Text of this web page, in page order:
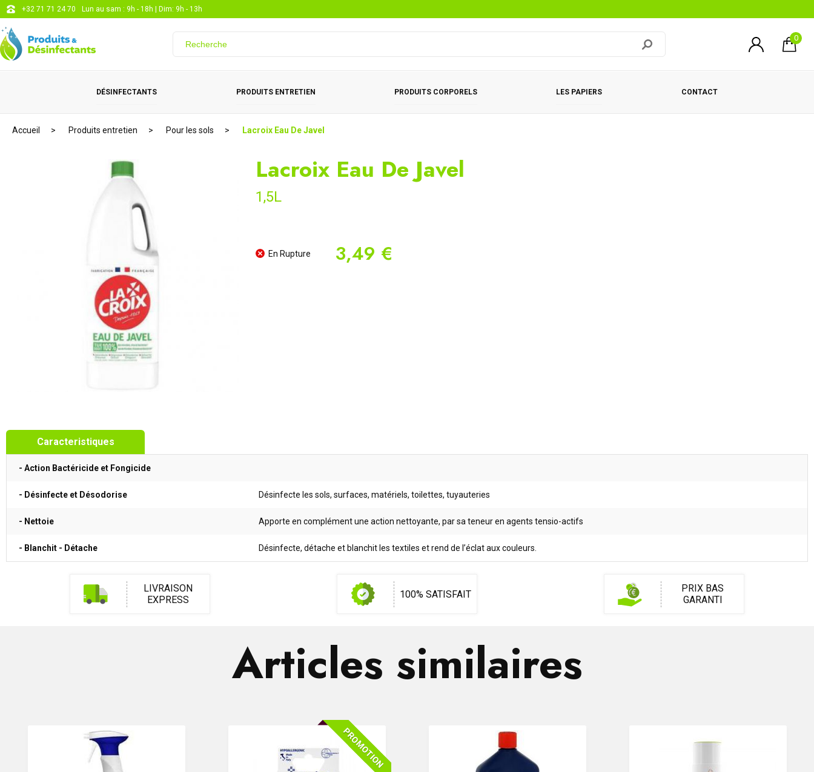
+32 71 71 24 70 Lun au sam : 9h - 18h | Dim: 9h - 13h
0
DÉSINFECTANTS PRODUITS ENTRETIEN PRODUITS CORPORELS LES PAPIERS CONTACT
Accueil Produits entretien Pour les sols Lacroix Eau De Javel
Lacroix Eau De Javel
1,5L
En Rupture 3,49 €
Caracteristiques
- Action Bactéricide et Fongicide
- Désinfecte et Désodorise Désinfecte les sols, surfaces, matériels, toilettes, tuyauteries
- Nettoie Apporte en complément une action nettoyante, par sa teneur en agents tensio-actifs
- Blanchit - Détache Désinfecte, détache et blanchit les textiles et rend de l’éclat aux couleurs.
LIVRAISON
EXPRESS
100% SATISFAIT
PRIX BAS
GARANTI
Articles similaires
PROMOTION